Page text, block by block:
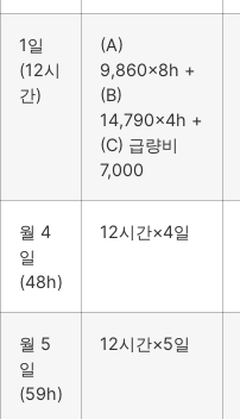
1일
(12시
간)
(A)
9,860×8h +
(B)
14,790×4h +
(C) 급량비
7,000
월 4
일
(48h)
12시간×4일
월 5
일
(59h)
12시간×5일